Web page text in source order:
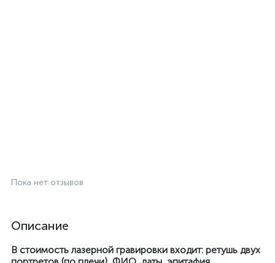
Пока нет отзывов
Описание
В стоимость лазерной гравировки входит: ретушь двух